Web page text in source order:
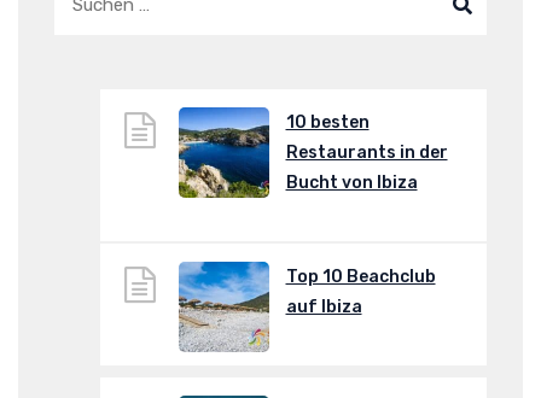
10 besten
Restaurants in der
Bucht von Ibiza
Top 10 Beachclub
auf Ibiza